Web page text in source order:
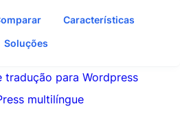
Características
Soluções
tradução para Wordpress
multilíngue